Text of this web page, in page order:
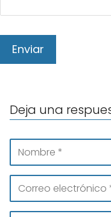
Deja una